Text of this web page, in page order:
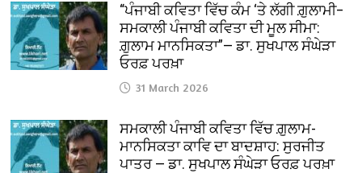
“ਪੰਜਾਬੀ ਕਵਿਤਾ ਵਿੱਚ ਕੰਮ ‘ਤੇ ਲੱਗੀ ਗ਼ੁਲਾਮੀ–
ਸਮਕਾਲੀ ਪੰਜਾਬੀ ਕਵਿਤਾ ਦੀ ਮੂਲ ਸੀਮਾ:
ਗ਼ੁਲਾਮ ਮਾਨਸਿਕਤਾ”— ਡਾ. ਸੁਖਪਾਲ ਸੰਘੇੜਾ
ਓਰਫ਼ ਪਰਖ਼ਾ
31 March 2026
ਸਮਕਾਲੀ ਪੰਜਾਬੀ ਕਵਿਤਾ ਵਿੱਚ ਗ਼ੁਲਾਮ-
ਮਾਨਸਿਕਤਾ ਕਾਵਿ ਦਾ ਬਾਦਸ਼ਾਹ: ਸੁਰਜੀਤ
ਪਾਤਰ — ਡਾ. ਸੁਖਪਾਲ ਸੰਘੇੜਾ ਓਰਫ਼ ਪਰਖ਼ਾ